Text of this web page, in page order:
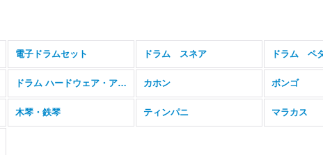
電子ドラムセット ドラム スネア ドラム ペ
ドラム ハードウェア・アクセサリー カホン ボンゴ
木琴・鉄琴 ティンパニ マラカス